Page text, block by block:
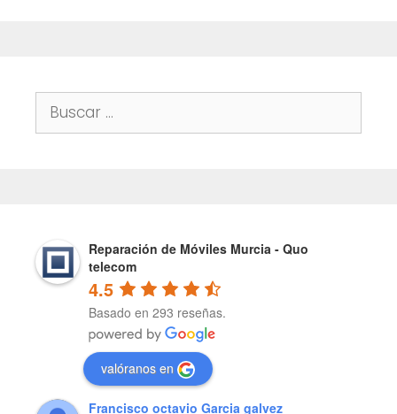
Buscar:
Reparación de Móviles Murcia - Quo
telecom
4.5
Basado en 293 reseñas.
valóranos en
Francisco octavio Garcia galvez